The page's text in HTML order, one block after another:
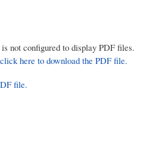
not configured to display PDF files.
click here to download the PDF file.
file.